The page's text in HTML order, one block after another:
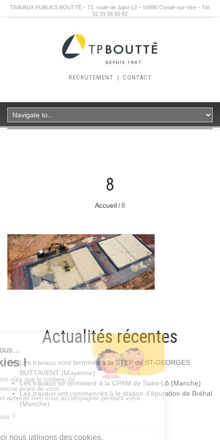
TRAVAUX PUBLICS BOUTTÉ – 73, route de Saint-Lô – 50890 Condé-sur-Vire – Tél.
02 33 56 50 82
RECRUTEMENT | CONTACT
8
Accueil 8
Actualités récentes
Les travaux sont terminés à la STEP de ST-GEORGES
BUTTAVENT (Mayenne)
Les travaux se terminent à la CPAM de Saint-Lô (Manche)
Les travaux ont commencés à la station d’épuration de Bréhal
(Manche)